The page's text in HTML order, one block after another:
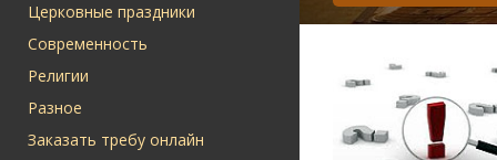
Церковные праздники
Современность
Религии
Разное
Заказать требу онлайн